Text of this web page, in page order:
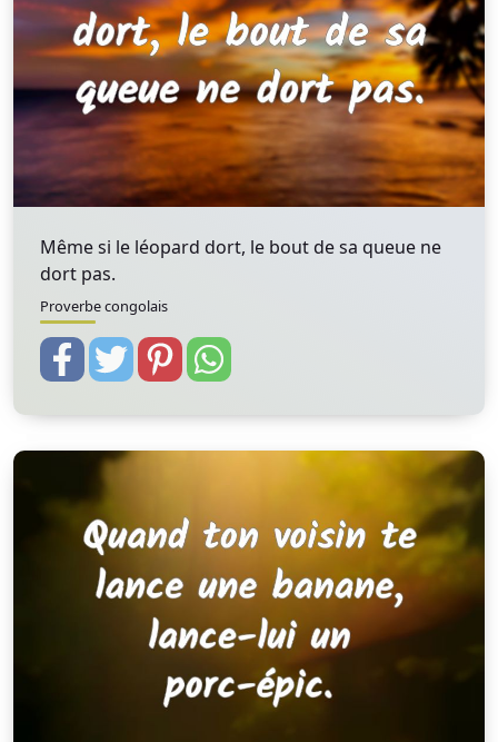
Même si le léopard dort, le bout de sa queue ne
dort pas.
Proverbe congolais